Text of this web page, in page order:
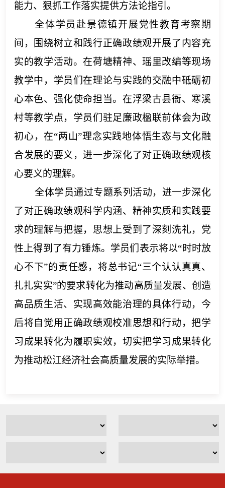
能力、狠抓工作落实提供方法论指引。
全体学员赴景德镇开展党性教育考察期
间，围绕树立和践行正确政绩观开展了 内容充
实的教学活动。在荷塘精神、瑶里改编等现场
教学中，学员们在理论与实践的交融中砥砺初
心本色、强化使命担当。在浮梁古县衙、寒溪
村等教学点，学员们驻足廉政楹联前体会为政
初心，在“两山”理念实践地体悟生态与文化融
合发展的要义，进一步深化了对正确政绩观核
心要义的理解。
全体学员通过专题系列活动，进一步深化
了对正确政绩观科学内涵、精神实质和实践要
求的理解与把握，思想上受到了深刻洗礼，党
性上得到了有力锤炼。学员们表示将以“时时放
心不下”的责任感，将总书记“三个认认真真、
扎扎实实”的要求转化为推动高质量发展、创造
高品质生活、实现高效能治理的具体行动，今
后将自觉用正确政绩观校准思想和行动，把学
习成果转化为履职实效，切实把学习成果转化
为推动松江经济社会高质量发展的实际举措。